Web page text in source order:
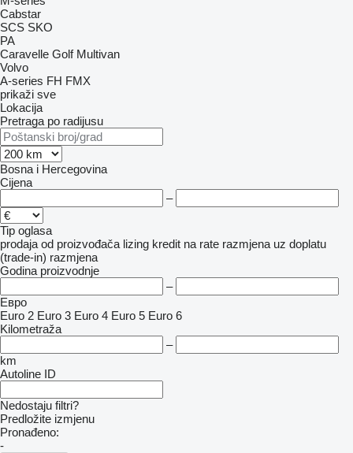
Cabstar
SCS SKO
PA
Caravelle Golf Multivan
Volvo
A-series FH FMX
prikaži sve
Lokacija
Pretraga po radijusu
Bosna i Hercegovina
Cijena
–
Tip oglasa
prodaja od proizvođača lizing kredit na rate razmjena uz doplatu
(trade-in) razmjena
Godina proizvodnje
–
Евро
Euro 2 Euro 3 Euro 4 Euro 5 Euro 6
Kilometraža
–
km
Autoline ID
Nedostaju filtri?
Predložite izmjenu
Pronađeno:
-